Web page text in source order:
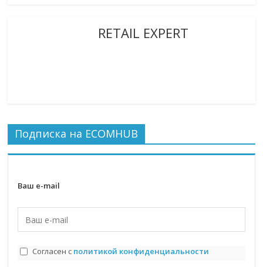
RETAIL EXPERT
Подписка на ECOMHUB
Ваш e-mail
Согласен с политикой конфиденциальности